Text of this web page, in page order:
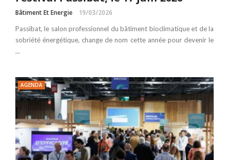
Bâtiment Et Energie 19/03/2026
Passibat, le salon professionnel du bâtiment bioclimatique et de la
sobriété énergétique, change de nom cette année pour devenir le
...
AGENDA